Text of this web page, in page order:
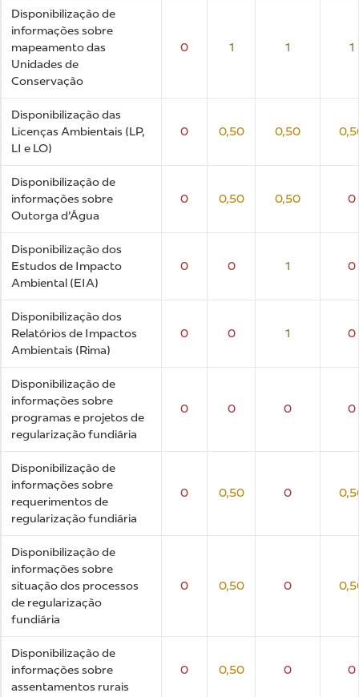
Disponibilização de
informações sobre
mapeamento das
Unidades de
Conservação
0 1 1 1
Disponibilização das
Licenças Ambientais (LP,
LI e LO)
0 0,50 0,50
Disponibilização de
informações sobre
Outorga d'Água
0 0,50 0,50 0
Disponibilização dos
Estudos de Impacto
Ambiental (EIA)
0 0 1 0
Disponibilização dos
Relatórios de Impactos
Ambientais (Rima)
0 0 1 0
Disponibilização de
informações sobre
programas e projetos de
regularização fundiária
0 0 0 0
Disponibilização de
informações sobre
requerimentos de
regularização fundiária
0 0,50 0
Disponibilização de
informações sobre
situação dos processos
de regularização
fundiária
0 0,50 0
Disponibilização de
informações sobre
assentamentos rurais
0 0,50 0 0